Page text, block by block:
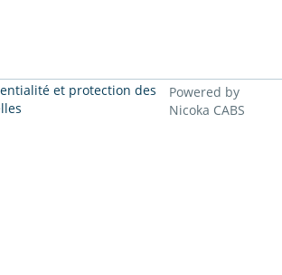
et protection des
Powered by
Nicoka CABS